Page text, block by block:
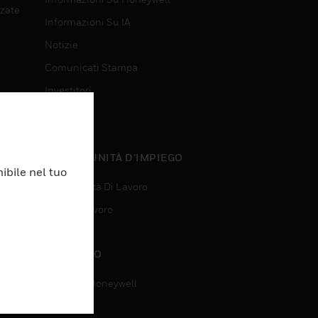
Informazioni Su IA
Notizie
Comunicati Stampa
Investitori
OPPORTUNITÀ D’IMPIEGO
Opportunità Di Lavoro
Ricerca Lavoro
CONTATTO
Contatta Honeywell
nel tuo